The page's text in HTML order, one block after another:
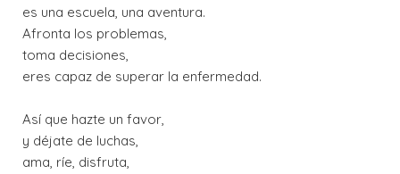
es una escuela, una aventura.
Afronta los problemas,
toma decisiones,
eres capaz de superar la enfermedad.
Así que hazte un favor,
y déjate de luchas,
ama, ríe, disfruta,